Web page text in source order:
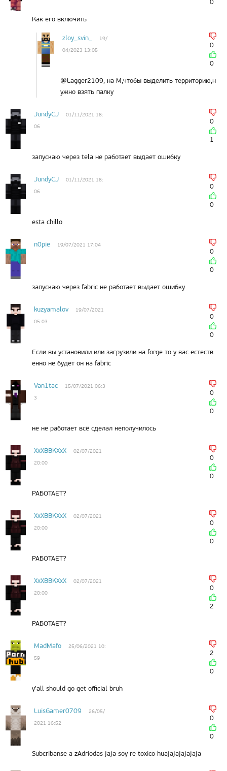
0
Как его включить
zloy_svin_
19/
04/2023 13:05
0
0
@Lagger2109, на M,чтобы выделить территорию,н
ужно взять палку
JundyCJ
01/11/2021 18:
06
0
1
запускаю через tela не работает выдает ошибку
JundyCJ
01/11/2021 18:
06
0
0
esta chillo
n0pie 19/07/2021 17:04
0
0
запускаю через fabric не работает выдает ошибку
kuzyamalov
19/07/2021
05:03
0
0
Если вы установили или загрузили на forge то у вас естеств
енно не будет он на fabric
Van1tac
15/07/2021 06:3
3
0
0
не не работает всё сделал неполучилось
XxXBBKXxX
02/07/2021
20:00
0
0
РАБОТАЕТ?
XxXBBKXxX
02/07/2021
20:00
0
0
РАБОТАЕТ?
XxXBBKXxX
02/07/2021
20:00
0
2
РАБОТАЕТ?
MadMafo
25/06/2021 10:
59
2
0
y'all should go get official bruh
LuisGamer0709
26/05/
2021 16:52
0
0
Subcribanse a zAdriodas jaja soy re toxico huajajajajajaja